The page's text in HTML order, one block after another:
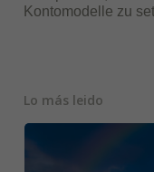
Kontomodelle zu
Lo más leido